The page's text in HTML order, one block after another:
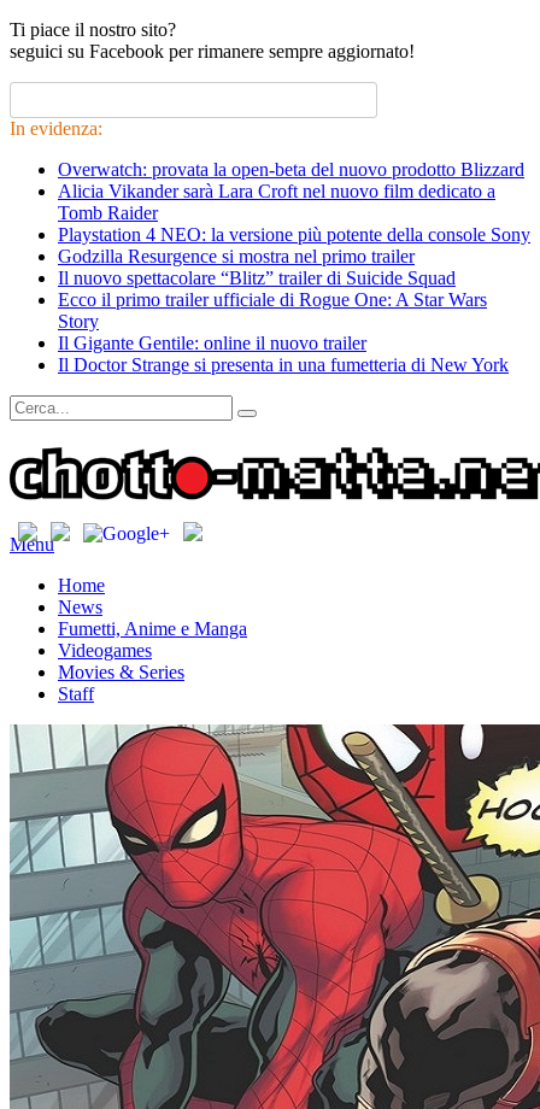
Ti piace il nostro sito?
seguici su Facebook per rimanere sempre aggiornato!
In evidenza:
Overwatch: provata la open-beta del nuovo prodotto Blizzard
Alicia Vikander sarà Lara Croft nel nuovo film dedicato a
Tomb Raider
Playstation 4 NEO: la versione più potente della console Sony
Godzilla Resurgence si mostra nel primo trailer
Il nuovo spettacolare “Blitz” trailer di Suicide Squad
Ecco il primo trailer ufficiale di Rogue One: A Star Wars
Story
Il Gigante Gentile: online il nuovo trailer
Il Doctor Strange si presenta in una fumetteria di New York
Menu
Home
News
Fumetti, Anime e Manga
Videogames
Movies & Series
Staff